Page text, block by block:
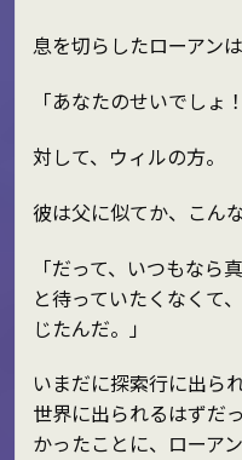
息を切らしたローアン
「あなたのせいでしょ
対して、ウィルの方。
彼は父に似てか、こん
「だって、いつもなら
と待っていたくなくて
じたんだ。」
いまだに探索行に出ら
世界に出られるはずだ
かったことに、ローア